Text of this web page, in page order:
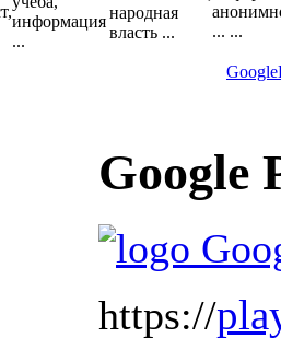
Google
Google
https://